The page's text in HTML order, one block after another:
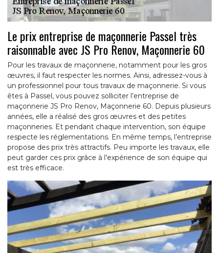
Le prix entreprise de maçonnerie Passel très
raisonnable avec JS Pro Renov, Maçonnerie 60
Pour les travaux de maçonnerie, notamment pour les gros
œuvres, il faut respecter les normes. Ainsi, adressez-vous à
un professionnel pour tous travaux de maçonnerie. Si vous
êtes à Passel, vous pouvez solliciter l’entreprise de
maçonnerie JS Pro Renov, Maçonnerie 60. Depuis plusieurs
années, elle a réalisé des gros œuvres et des petites
maçonneries. Et pendant chaque intervention, son équipe
respecte les réglementations. En même temps, l’entreprise
propose des prix très attractifs. Peu importe les travaux, elle
peut garder ces prix grâce à l’expérience de son équipe qui
est très efficace.